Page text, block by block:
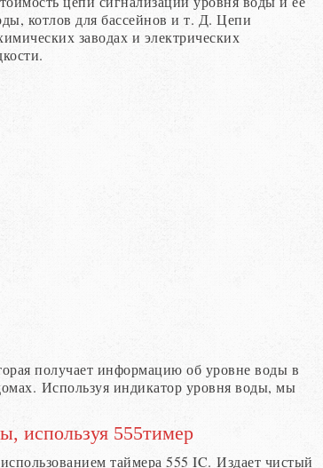
котлов для бассейнов и т. Д. Цепи
заводах и электрических
получает информацию об уровне воды в
Используя индикатор уровня воды, мы
используя 555тимер
таймера 555 IC. Издает чистый